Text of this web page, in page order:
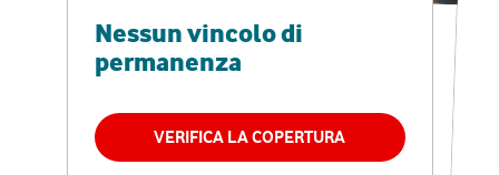
Nessun vincolo di
permanenza
VERIFICA LA COPERTURA
RETE FISSA + VODAFONE CLUB
29,95€
permanenza